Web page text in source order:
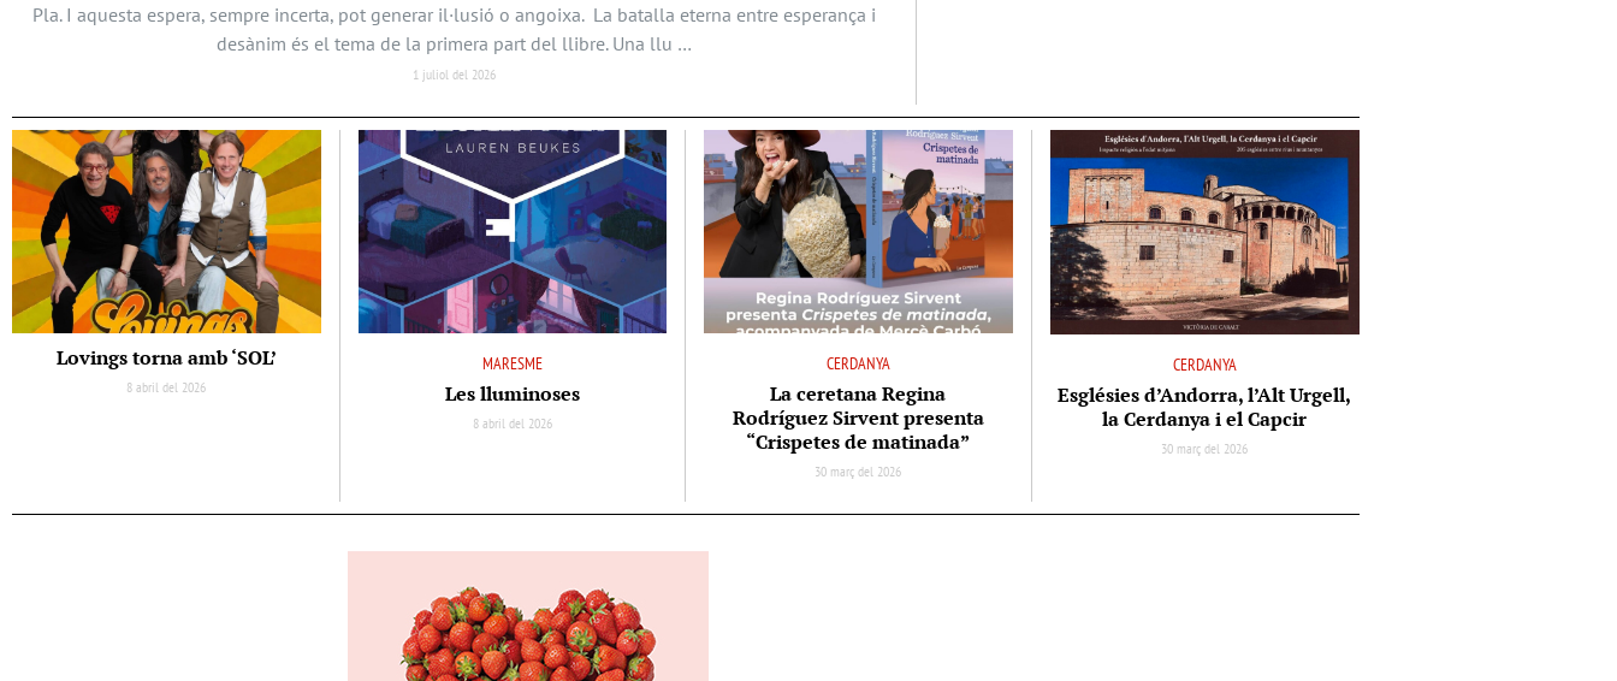
Pla. I aquesta espera, sempre incerta, pot generar il·lusió o angoixa. La batalla eterna entre esperança i
desànim és el tema de la primera part del llibre. Una llu …
1 juliol del 2026
Lovings torna amb ‘SOL’
8 abril del 2026
MARESME
Les lluminoses
8 abril del 2026
CERDANYA
La ceretana Regina
Rodríguez Sirvent presenta
“Crispetes de matinada”
30 març del 2026
CERDANYA
Esglésies d’Andorra, l’Alt Urgell,
la Cerdanya i el Capcir
30 març del 2026